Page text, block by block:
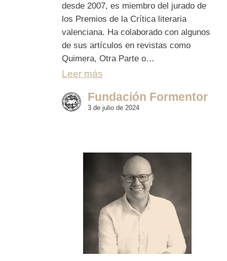
desde 2007, es miembro del jurado de
los Premios de la Crítica literaria
valenciana. Ha colaborado con algunos
de sus artículos en revistas como
Quimera, Otra Parte o…
Leer más
Fundación Formentor
3 de julio de 2024